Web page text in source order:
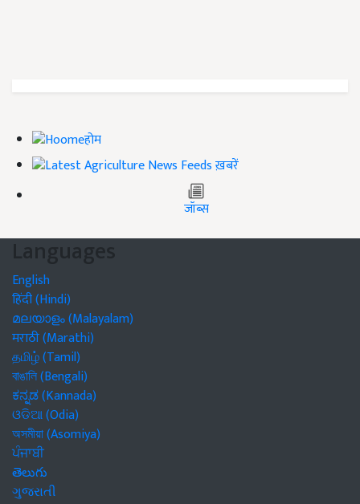
होम
ख़बरें
जॉब्स
Languages
English
हिंदी (Hindi)
മലയാളം (Malayalam)
मराठी (Marathi)
தமிழ் (Tamil)
বাঙালি (Bengali)
ಕನ್ನಡ (Kannada)
ଓଡିଆ (Odia)
অসমীয়া (Asomiya)
ਪੰਜਾਬੀ
తెలుగు
ગુજરાતી